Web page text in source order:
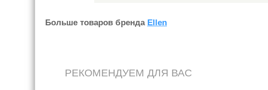
Больше товаров бренда Ellen
РЕКОМЕНДУЕМ ДЛЯ ВАС